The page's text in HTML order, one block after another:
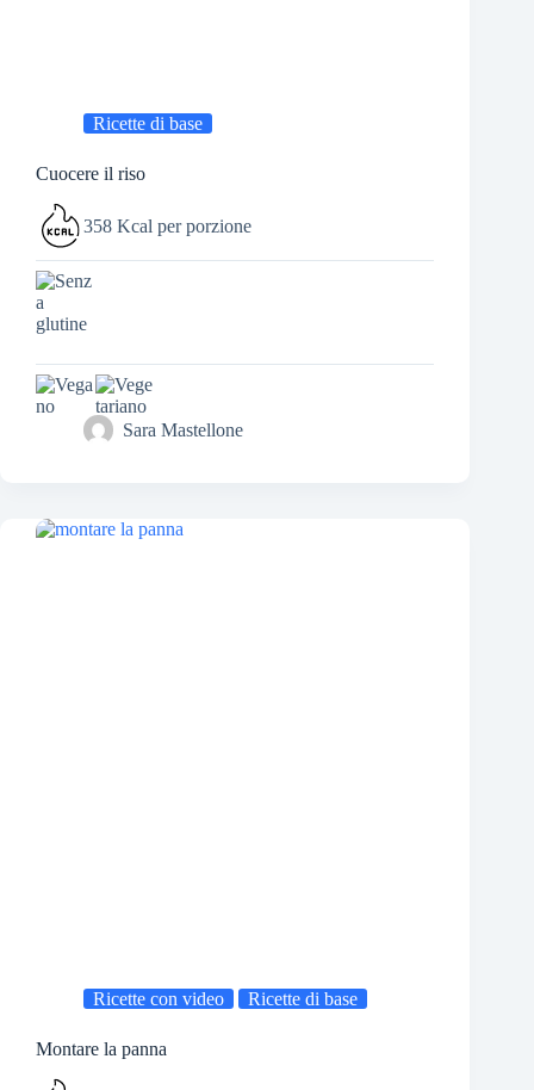
Ricette di base
Cuocere il riso
358 Kcal per porzione
Sara Mastellone
Ricette con video Ricette di base
Montare la panna